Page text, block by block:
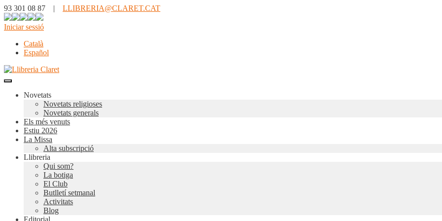
93 301 08 87 | LLIBRERIA@CLARET.CAT
Iniciar sessió
Català
Español
Novetats
Novetats religioses
Novetats generals
Els més venuts
Estiu 2026
La Missa
Alta subscripció
Llibreria
Qui som?
La botiga
El Club
Butlletí setmanal
Activitats
Blog
Editorial